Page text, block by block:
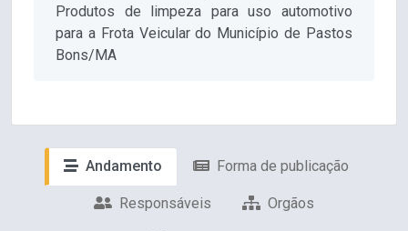
Produtos de limpeza para uso automotivo
para a Frota Veicular do Município de Pastos
Bons/MA
Andamento Forma de publicação
Responsáveis Orgãos